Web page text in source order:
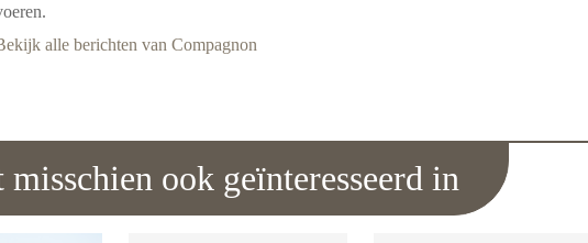
alle berichten van Compagnon
misschien ook geïnteresseerd in